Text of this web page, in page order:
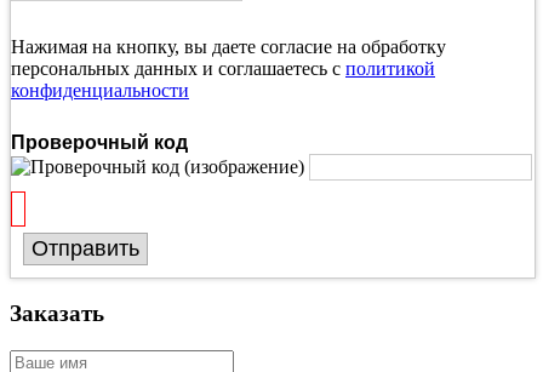
Нажимая на кнопку, вы даете согласие на обработку
персональных данных и соглашаетесь с политикой
конфиденциальности
Проверочный код
Отправить
Заказать